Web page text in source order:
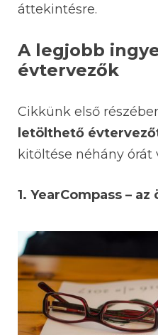
áttekintésre.
A legjobb
évtervezők
Cikkünk első
letölthető
kitöltése néhány órát
1. YearCompass –